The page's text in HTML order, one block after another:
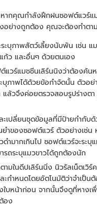
ากคุณกำลังฝึกฝนซอฟต์แวร์แ
อย่างถูกต้อง คุณจะต้องทำตา
ระบุภาพสัตว์เลี้ยงนับพัน เช่น
ก้ว และอื่นๆ ด้วยตนเอง
แวร์แมชชีนเลิร์นนิงว่าต้องค้น
บุภาพได้ด้วยข้อกำจัดนั้น ตัวอย่
แล้วจึงค่อยตรวจสอบรูปร่างต
ะเปลี่ยนชุดข้อมูลที่มีป้ายกำกับ
ยำของซอฟต์แวร์ ตัวอย่างเช่
ำมากเกินไป ซอฟต์แวร์จะระบุ
รถระบุแมวขาวได้ถูกต้องนัก
ามในดีปเลิร์นนิ่ง นิวรัลเน็ตเวิ
กำหนดโดยอัตโนมัติว่าจำเป็นต้
ใบหน้าก่อน จากนั้นจึงดูที่หางเ
อง